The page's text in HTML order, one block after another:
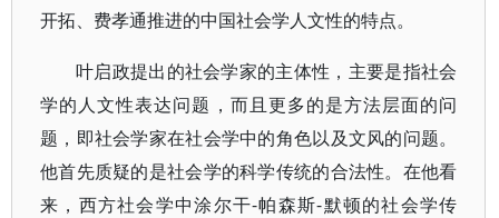
开拓、费孝通推进的中国社会学人文性的特点。
叶启政提出的社会学家的主体性，主要是指社会
学的人文性表达问题，而且更多的是方法层面的问
题，即社会学家在社会学中的角色以及文风的问题。
他首先质疑的是社会学的科学传统的合法性。在他看
来，西方社会学中涂尔干-帕森斯-默顿的社会学传